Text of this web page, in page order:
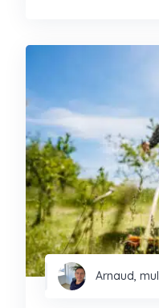
Arnaud,